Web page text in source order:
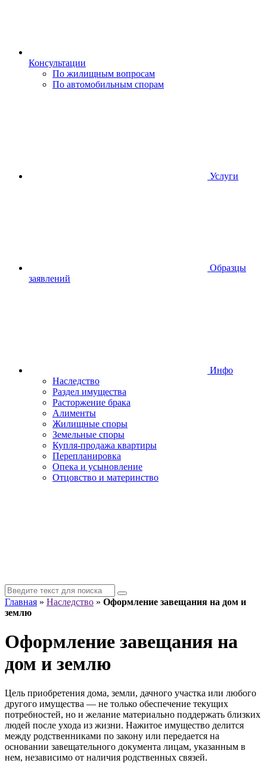
Консультации
По жилищным вопросам
По автомобильным спорам
Услуги
Образцы
заявлений
Инфо
Наследство
Раздел имущества
Расторжение брака
Алименты
Жилищные споры
Земельные споры
Купля-продажа квартиры
Перепланировка
Опека и усыновление
Отцовство и материнство
Главная » Наследство » Оформление завещания на дом и
землю
Оформление завещания на
дом и землю
Цель приобретения дома, земли, дачного участка или любого
другого имущества — не только обеспечение текущих
потребностей, но и желание материально поддержать близких
людей после ухода из жизни. Нажитое имущество делится
между родственниками по закону или передается на
основании завещательного документа лицам, указанным в
нем, независимо от наличия родственных связей.